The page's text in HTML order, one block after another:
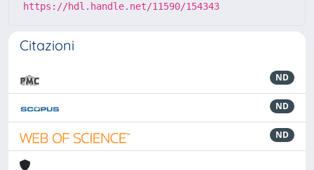
https://hdl.handle.net/11590/154343
Citazioni
ND
ND
ND